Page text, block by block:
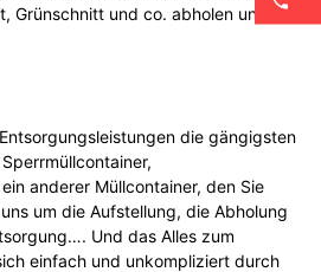
Grünschnitt und co. abholen und
die gängigsten
anderer Müllcontainer, den Sie
um die Aufstellung, die Abholung
Und das Alles zum
einfach und unkompliziert durch